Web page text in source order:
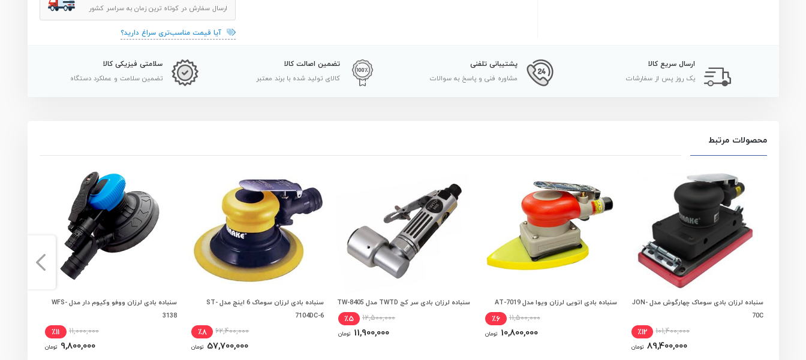
ارسال سفارش در کوتاه ترین زمان به سراسر کشور
آیا قیمت مناسب‌تری سراغ دارید؟
ارسال سریع کالا
یک روز پس از سفارشات
پشتیبانی تلفنی
مشاوره فنی و پاسخ به سوالات
تضمین اصالت کالا
کالای تولید شده با برند معتبر
سلامتی فیزیکی کالا
تضمین سلامت و عملکرد دستگاه
محصولات مرتبط
سنباده لرزان بادی سوماک چهارگوش مدل JON-
70C
101,400,000 ٪12
89,400,000 تومان
سنباده بادی اتویی لرزان ویوا مدل AT-7019
11,500,000 ٪6
10,800,000 تومان
افزودن به سبد خرید
سنباده لرزان بادی سر کج TWTD مدل TW-8405
12,500,000 ٪5
11,900,000 تومان
سنباده بادی لرزان سوماک 6 اینچ مدل ST-
7104DC-6
62,400,000 ٪8
57,700,000 تومان
سنباده بادی لرزان ووفو وکیوم دار مدل WFS-
3138
11,000,000 ٪11
9,800,000 تومان